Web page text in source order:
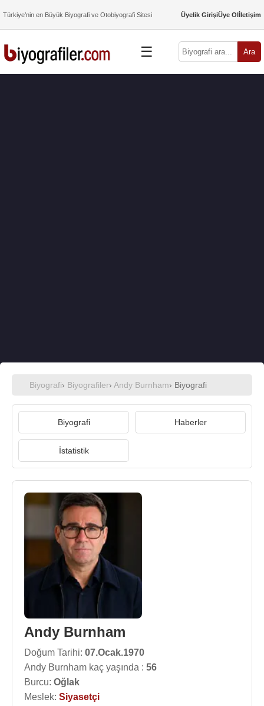
Türkiye’nin en Büyük Biyografi ve Otobiyografi Sitesi Üyelik GirişiÜye Olİletişim
☰ Ara
Biyografi› Biyografiler› Andy Burnham› Biyografi
Biyografi Haberler
İstatistik
Andy Burnham
Doğum Tarihi: 07.Ocak.1970
Andy Burnham kaç yaşında : 56
Burcu: Oğlak
Meslek: Siyasetçi